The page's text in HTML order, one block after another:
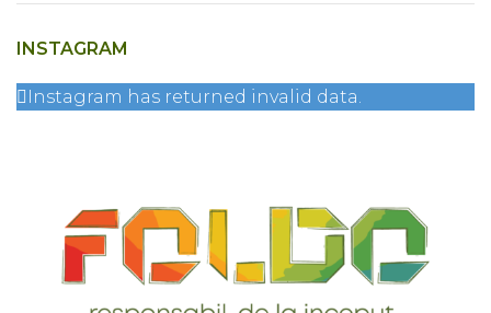
INSTAGRAM
Instagram has returned invalid data.